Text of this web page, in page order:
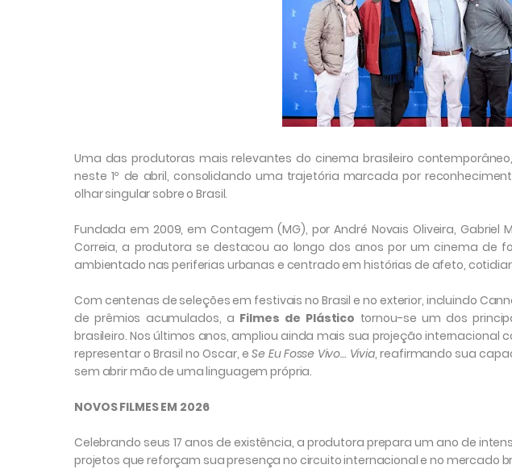
Uma das produtoras mais relevantes do cinema brasileiro
neste 1º de abril, consolidando uma trajetória marcada por
olhar singular sobre o Brasil.
Fundada em 2009, em Contagem (MG), por André Novais Oliveira, Gabriel
Correia, a produtora se destacou ao longo dos anos por um cinema de
ambientado nas periferias urbanas e centrado em histórias de afeto,
Com centenas de seleções em festivais no Brasil e no exterior, incluindo
de prêmios acumulados, a Filmes de Plástico tornou-se um dos
brasileiro. Nos últimos anos, ampliou ainda mais sua projeção internacional
representar o Brasil no Oscar, eSe Eu Fosse Vivo… Vivia, reafirmando sua
sem abrir mão de uma linguagem própria.
NOVOS FILMES EM 2026
Celebrando seus 17 anos de existência, a produtora prepara um ano de
projetos que reforçam sua presença no circuito internacional e no mercado